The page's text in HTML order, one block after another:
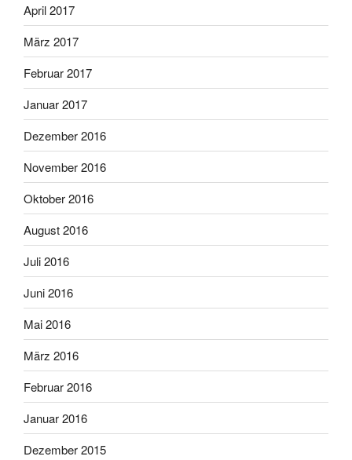
April 2017
März 2017
Februar 2017
Januar 2017
Dezember 2016
November 2016
Oktober 2016
August 2016
Juli 2016
Juni 2016
Mai 2016
März 2016
Februar 2016
Januar 2016
Dezember 2015